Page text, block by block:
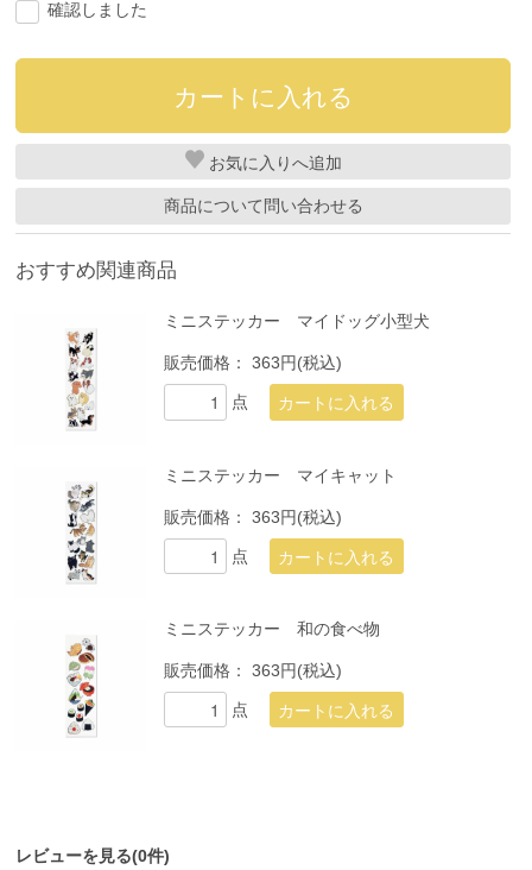
確認しました
お気に入り
商品について問い合わせる
おすすめ関連商品
ミニステッカー マイドッグ小型犬
販売価格：363円(税込)
点
ミニステッカー マイキャット
販売価格：363円(税込)
点
ミニステッカー 和の食べ物
販売価格：363円(税込)
点
レビューを見る(0件)